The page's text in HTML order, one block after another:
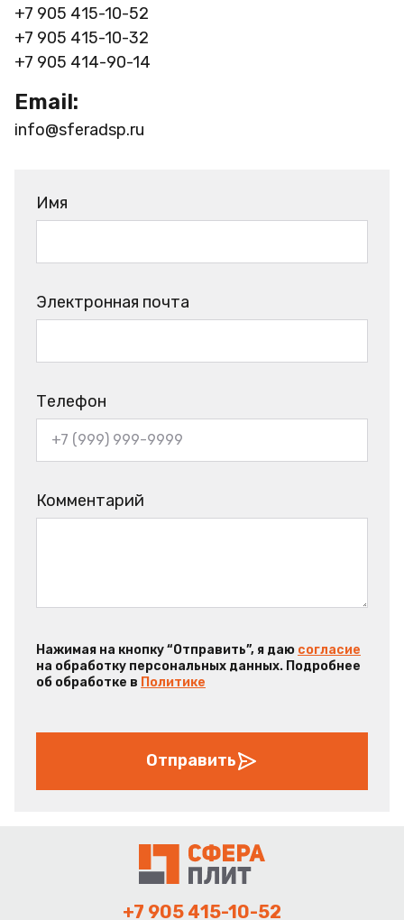
+7 905 415-10-52
+7 905 415-10-32
+7 905 414-90-14
Email:
info@sferadsp.ru
Имя
Электронная почта
Телефон
Комментарий
Нажимая на кнопку “Отправить”, я даю согласие
на обработку персональных данных. Подробнее
об обработке в Политике
Отправить
+7 905 415-10-52